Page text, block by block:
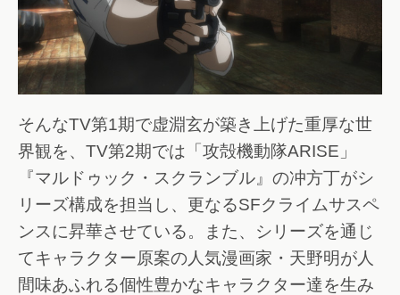
そんなTV第1期で虚淵玄が築き上げた重厚な世
界観を、TV第2期では「攻殻機動隊ARISE」
『マルドゥック・スクランブル』の冲方丁がシ
リーズ構成を担当し、更なるSFクライムサスペ
ンスに昇華させている。また、シリーズを通じ
てキャラクター原案の人気漫画家・天野明が人
間味あふれる個性豊かなキャラクター達を生み